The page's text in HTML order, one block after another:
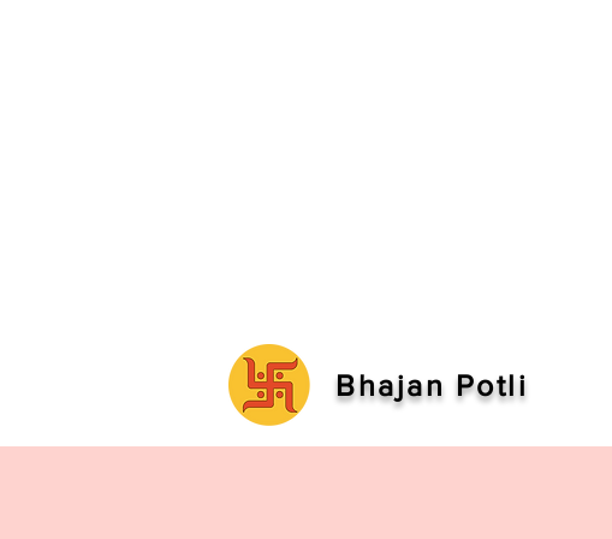
Bhajan Potli